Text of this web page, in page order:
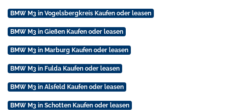
BMW M3 in Vogelsbergkreis Kaufen oder leasen
BMW M3 in Gießen Kaufen oder leasen
BMW M3 in Marburg Kaufen oder leasen
BMW M3 in Fulda Kaufen oder leasen
BMW M3 in Alsfeld Kaufen oder leasen
BMW M3 in Schotten Kaufen oder leasen